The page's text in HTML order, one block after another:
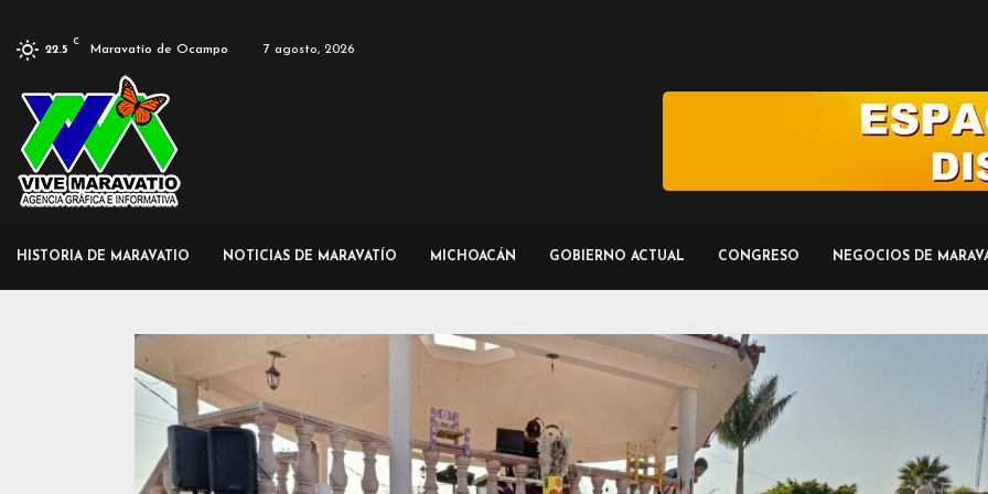
22.5
C
Maravatío de Ocampo 7 agosto, 2026
HISTORIA DE MARAVATIO NOTICIAS DE MARAVATÍO MICHOACÁN GOBIERNO ACTUAL CONGRESO NEGOCIOS DE